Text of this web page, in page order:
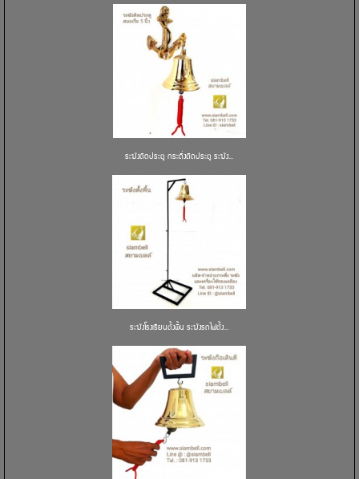
ระฆังติดประตู กระดิ่งติดประตู ระฆัง...
ระฆังโรงเรียนตั้งพื้น ระฆังรถไฟตั้ง...